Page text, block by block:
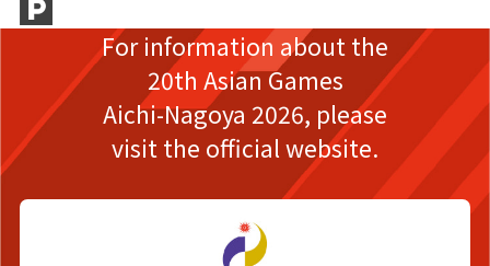
For information about the
20th Asian Games
Aichi-Nagoya 2026, please
visit the official website.